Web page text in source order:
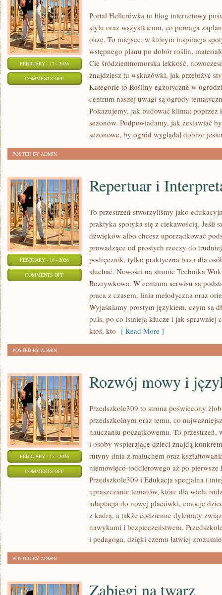
FEBRUARY - 17 - 2026
COMMENTS OFFON
PRZYDOMOWE
Portal Hellerówka to blog internetowy
stylu oraz wszystkiemu, co pomaga
oazę. To miejsce, w którym inspiracja
wstępnego planu po dobór roślin,
Cię śródziemnomorska lekkość,
znajdziesz tu wskazówki, jak przełożyć
Kategorie to Rośliny egzotyczne w
centrum naszej uwagi są ogrody
Pokazujemy, jak budować klimat poprzez
sezonów. Podpowiadamy, jak zestawiać
sezonowe, by ogród wyglądał dobrze
POSTED BY ADMIN
FEBRUARY - 16 - 2026
COMMENTS OFFON
REPERTUAR
INTERPRETACJA
Repertuar i
To przestrzeń stworzyliśmy jako
praktyka spotyka się z ciekawością. Jeśli
dźwięków albo chcesz uporządkować
prowadzące od prostych rzeczy do
podręcznik, tylko praktyczna baza dla
słuchać. Nowości na stronie Technika
Rozrywkowa. W centrum serwisu są
praca z czasem, linia melodyczna oraz
Wyjaśniamy prostym językiem, czym są
puls, po co istnieją klucze i jak sprawniej
ktoś, kto [ Read More ]
POSTED BY ADMIN
FEBRUARY - 15 - 2026
COMMENTS OFFON
Rozwój mowy i
Przedszkole309 to strona poświęcony
przedszkolnym oraz temu, co
nauczaniu początkowemu. To
i osoby wspierające dzieci znajdą
rutyny dnia z maluchem oraz
niemowlęco-toddlerowego aż po pierwsze
Przedszkole309 i Edukacja specjalna i
upraszczanie tematów, które dla wielu
adaptacja do nowej placówki, emocje
z kadrą, a także codzienne dylematy
nawykami i bezpieczeństwem.
i pedagoga, dzięki czemu łatwiej
POSTED BY ADMIN
Zabiegi na twarz